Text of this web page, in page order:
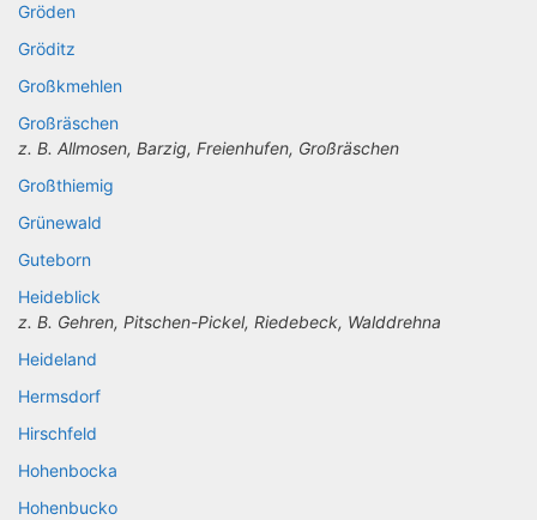
Gröden
Gröditz
Großkmehlen
Großräschen
z. B. Allmosen, Barzig, Freienhufen, Großräschen
Großthiemig
Grünewald
Guteborn
Heideblick
z. B. Gehren, Pitschen-Pickel, Riedebeck, Walddrehna
Heideland
Hermsdorf
Hirschfeld
Hohenbocka
Hohenbucko